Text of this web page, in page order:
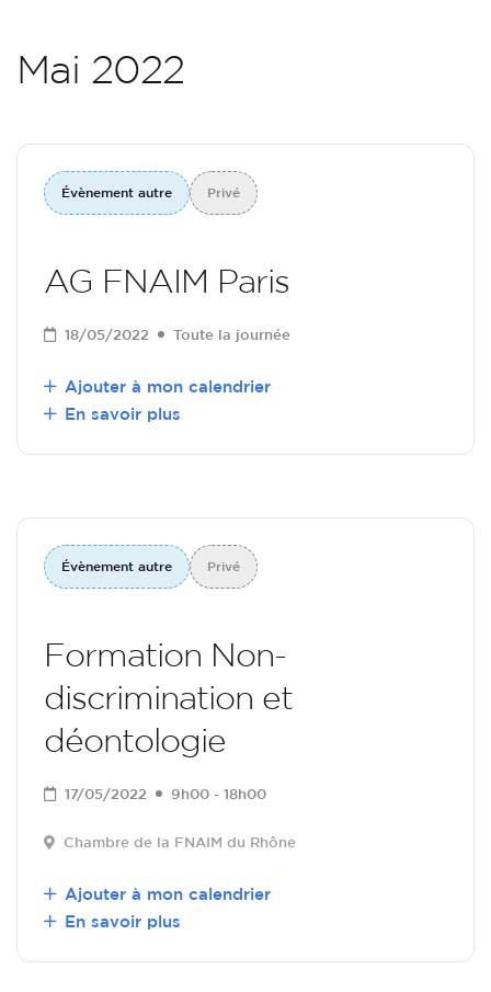
Mai 2022
Évènement autre Privé
AG FNAIM Paris
18/05/2022 Toute la journée
Ajouter à mon calendrier
En savoir plus
Évènement autre Privé
Formation Non-
discrimination et
déontologie
17/05/2022 9h00 - 18h00
Chambre de la FNAIM du Rhône
Ajouter à mon calendrier
En savoir plus